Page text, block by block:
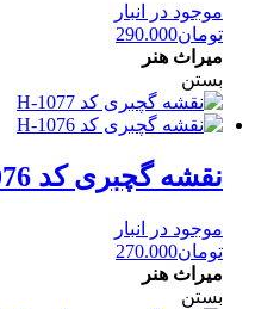
موجود در انبار
تومان290.000
میراث هنر
بستن
نقشه گچبری کد H-1076
موجود در انبار
تومان270.000
میراث هنر
بستن